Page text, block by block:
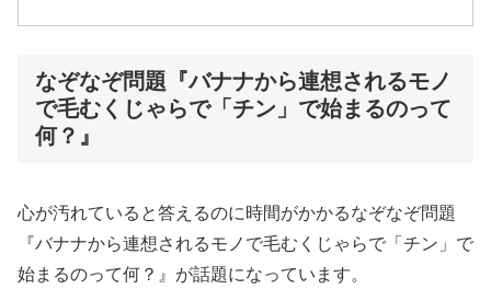
なぞなぞ問題『バナナから連想されるモノ
で毛むくじゃらで「チン」で始まるのって
何？』
心が汚れていると答えるのに時間がかかるなぞなぞ問題
『バナナから連想されるモノで毛むくじゃらで「チン」で
始まるのって何？』が話題になっています。